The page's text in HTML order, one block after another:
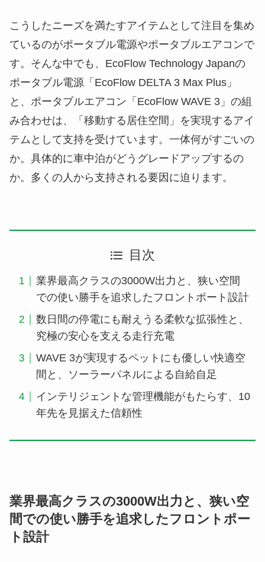
こうしたニーズを満たすアイテムとして注目を集め
ているのがポータブル電源やポータブルエアコンで
す。そんな中でも、EcoFlow Technology Japanの
ポータブル電源「EcoFlow DELTA 3 Max Plus」
と、ポータブルエアコン「EcoFlow WAVE 3」の組
み合わせは、「移動する居住空間」を実現するアイ
テムとして支持を受けています。一体何がすごいの
か。具体的に車中泊がどうグレードアップするの
か。多くの人から支持される要因に迫ります。
目次
業界最高クラスの3000W出力と、狭い空間
での使い勝手を追求したフロントポート設計
数日間の停電にも耐えうる柔軟な拡張性と、
究極の安心を支える走行充電
WAVE 3が実現するペットにも優しい快適空
間と、ソーラーパネルによる自給自足
インテリジェントな管理機能がもたらす、10
年先を見据えた信頼性
業界最高クラスの3000W出力と、狭い空
間での使い勝手を追求したフロントポー
ト設計